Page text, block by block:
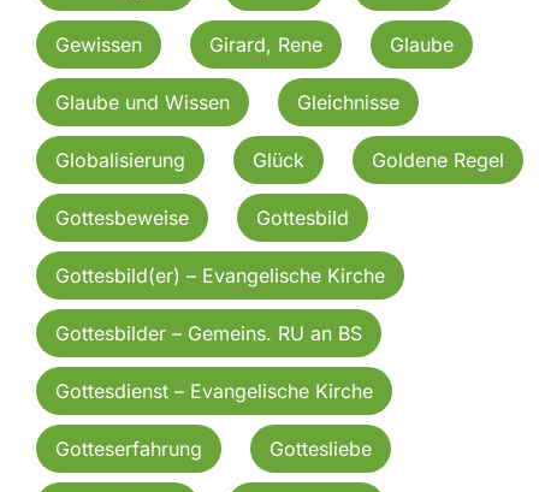
Gewissen Girard, Rene Glaube
Glaube und Wissen Gleichnisse
Globalisierung Glück Goldene Regel
Gottesbeweise Gottesbild
Gottesbild(er) – Evangelische Kirche
Gottesbilder – Gemeins. RU an BS
Gottesdienst – Evangelische Kirche
Gotteserfahrung Gottesliebe